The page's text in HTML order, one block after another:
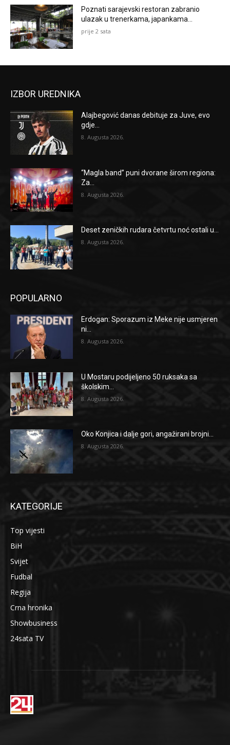
Poznati sarajevski restoran zabranio
ulazak u trenerkama, japankama…
prije 2 sata
IZBOR UREDNIKA
Alajbegović danas debituje za Juve, evo
gdje...
8. Augusta 2026.
“Magla band” puni dvorane širom regiona:
Za...
8. Augusta 2026.
Deset zeničkih rudara četvrtu noć ostali u...
8. Augusta 2026.
POPULARNO
Erdogan: Sporazum iz Meke nije usmjeren
ni...
8. Augusta 2026.
U Mostaru podijeljeno 50 ruksaka sa
školskim...
8. Augusta 2026.
Oko Konjica i dalje gori, angažirani brojni...
8. Augusta 2026.
KATEGORIJE
Top vijesti
BiH
Svijet
Fudbal
Regija
Crna hronika
Showbusiness
24sata TV